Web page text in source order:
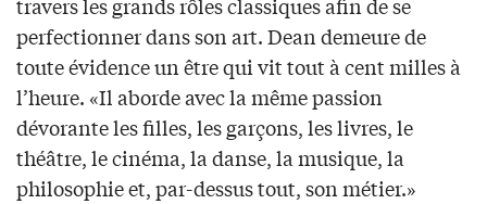
travers les grands rôles classiques afin de se
perfectionner dans son art. Dean demeure de
toute évidence un être qui vit tout à cent milles à
l’heure. «Il aborde avec la même passion
dévorante les filles, les garçons, les livres, le
théâtre, le cinéma, la danse, la musique, la
philosophie et, par-dessus tout, son métier.»